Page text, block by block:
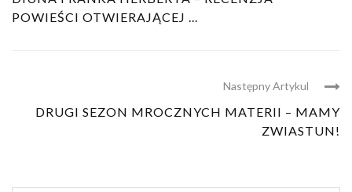
POWIEŚCI OTWIERAJĄCEJ ...
Następny Artykul
DRUGI SEZON MROCZNYCH MATERII – MAMY
ZWIASTUN!